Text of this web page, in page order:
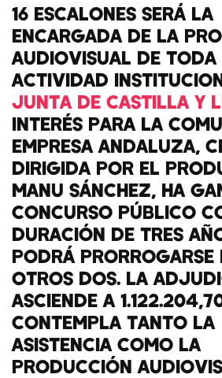
16 ESCALONES SERÁ LA
ENCARGADA DE LA
AUDIOVISUAL DE TODA
ACTIVIDAD
JUNTA DE CASTILLA Y
INTERÉS PARA LA
EMPRESA ANDALUZA,
DIRIGIDA POR EL
MANU SÁNCHEZ, HA
CONCURSO PÚBLICO
DURACIÓN DE TRES
PODRÁ PRORROGARSE
OTROS DOS. LA
ASCIENDE A
CONTEMPLA TANTO LA
ASISTENCIA COMO LA
PRODUCCIÓN